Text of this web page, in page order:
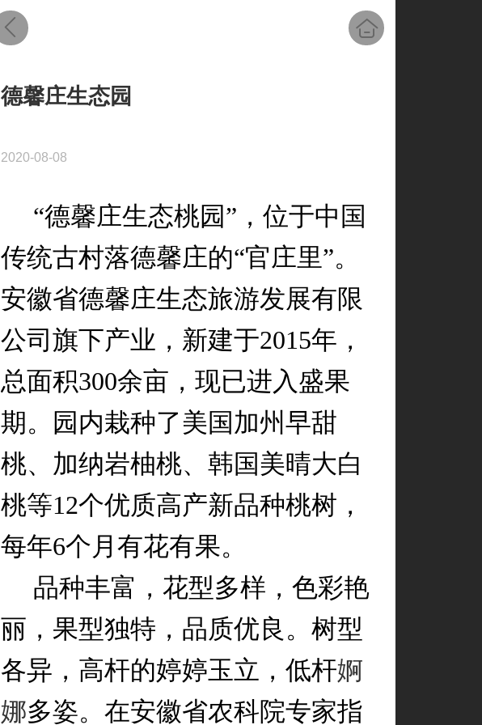
德馨庄生态园
2020-08-08
“德馨庄生态桃园”，位于中国
传统古村落德馨庄的“官庄里”。
安徽省德馨庄生态旅游发展有限
公司旗下产业，新建于2015年，
总面积300余亩，现已进入盛果
期。园内栽种了美国加州早甜
桃、加纳岩柚桃、韩国美晴大白
桃等12个优质高产新品种桃树，
每年6个月有花有果。
品种丰富，花型多样，色彩艳
丽，果型独特，品质优良。树型
各异，高杆的婷婷玉立，低杆婀
娜多姿。在安徽省农科院专家指